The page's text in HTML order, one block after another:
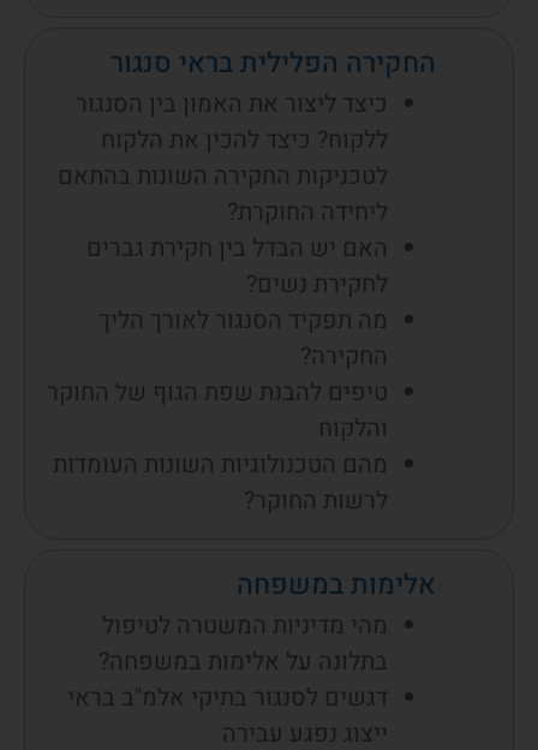
החקירה הפלילית בראי סנגור
כיצד ליצור את האמון בין הסנגור
ללקוח? כיצד להכין את הלקוח
לטכניקות החקירה השונות בהתאם
ליחידה החוקרת?
האם יש הבדל בין חקירת גברים
לחקירת נשים?
מה תפקיד הסנגור לאורך הליך
החקירה?
טיפים להבנת שפת הגוף של החוקר
והלקוח
מהם הטכנולוגיות השונות העומדות
לרשות החוקר?
אלימות במשפחה
מהי מדיניות המשטרה לטיפול
בתלונה על אלימות במשפחה?
דגשים לסנגור בתיקי אלמ"ב בראי
ייצוג נפגע עבירה